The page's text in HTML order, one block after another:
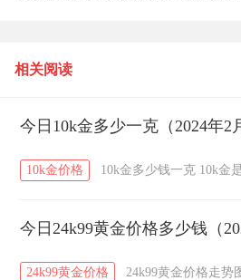
相关阅读
今日10k金多少一克（2024年2
10k金价格 10k金多少钱一克 10k金
今日24k99黄金价格多少钱（
24k99黄金价格 24k99黄金价格走势